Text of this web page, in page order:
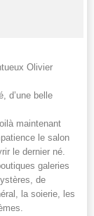
Olivier
d’une belle
maintenant
le salon
le dernier né.
galeries
de
la soierie, les